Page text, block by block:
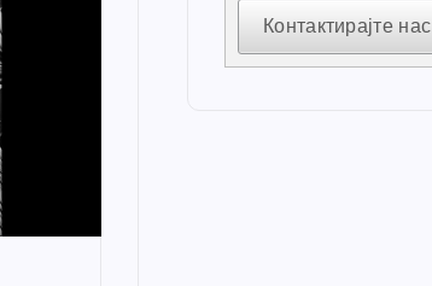
Контактирајте нас